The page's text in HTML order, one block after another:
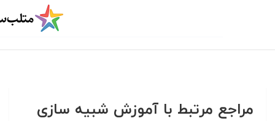
مراجع مرتبط با آموزش شبیه سازی